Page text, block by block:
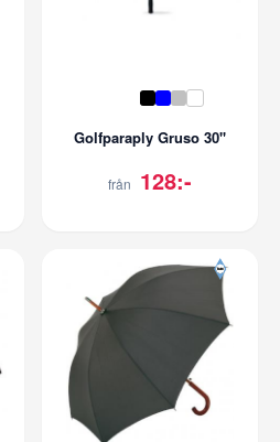
Golfparaply Gruso 30''
från 128:-